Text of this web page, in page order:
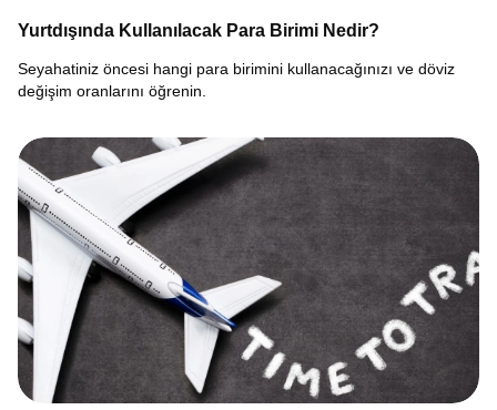
Yurtdışında Kullanılacak Para Birimi Nedir?
Seyahatiniz öncesi hangi para birimini kullanacağınızı ve döviz
değişim oranlarını öğrenin.